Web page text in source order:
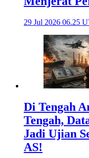
29 Jul 2026 06.25
Di Tengah
Tengah,
Jadi Ujian
AS!